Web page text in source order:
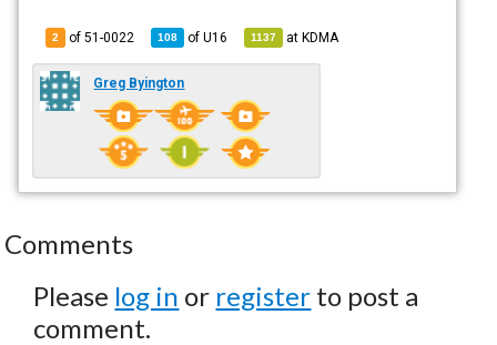
2 of 51-0022 108 ofU16 1137 atKDMA
Greg Byington
Comments
Please log in or register to post a
comment.